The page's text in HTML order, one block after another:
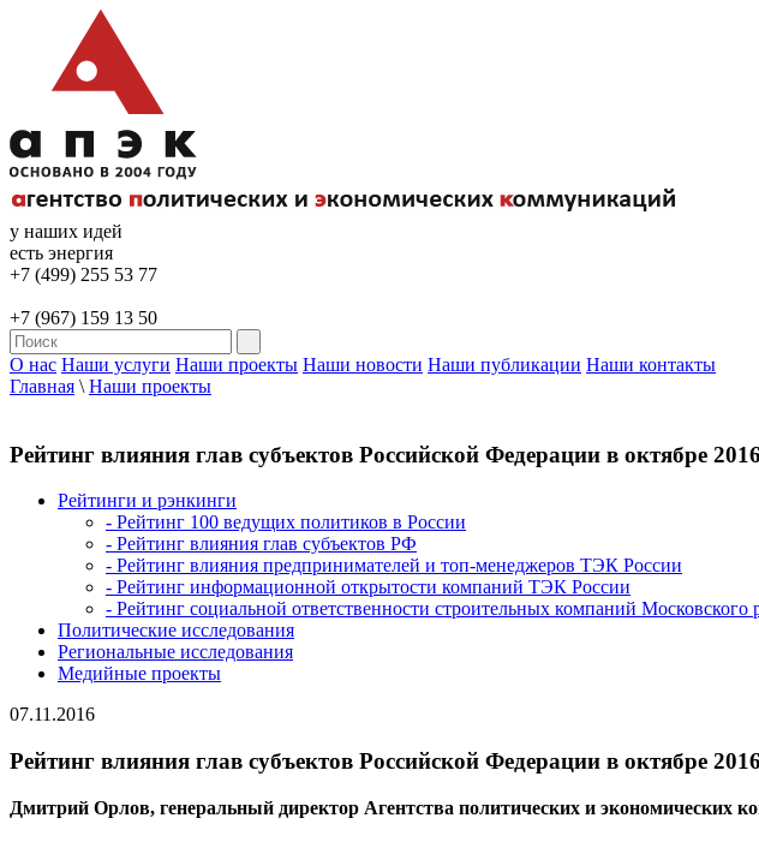
у наших идей
есть энергия
+7 (499) 255 53 77
+7 (967) 159 13 50
О нас Наши услуги Наши проекты Наши новости Наши публикации Наши контакты
Главная \ Наши проекты
Рейтинг влияния глав субъектов Российской Федерации в октябре
Рейтинги и рэнкинги
- Рейтинг 100 ведущих политиков в России
- Рейтинг влияния глав субъектов РФ
- Рейтинг влияния предпринимателей и топ-менеджеров ТЭК России
- Рейтинг информационной открытости компаний ТЭК России
- Рейтинг социальной ответственности строительных компаний Московского
Политические исследования
Региональные исследования
Медийные проекты
07.11.2016
Рейтинг влияния глав субъектов Российской Федерации в октябре
Дмитрий Орлов, генеральный директор Агентства политических и экономических